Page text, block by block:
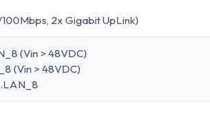
2x Gigabit UpLink)
(Vin > 48VDC)
(Vin > 48VDC)